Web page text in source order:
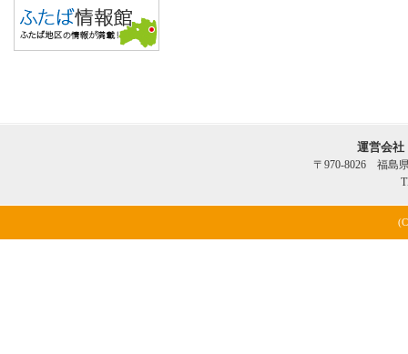
運営会
〒970-8026 福島